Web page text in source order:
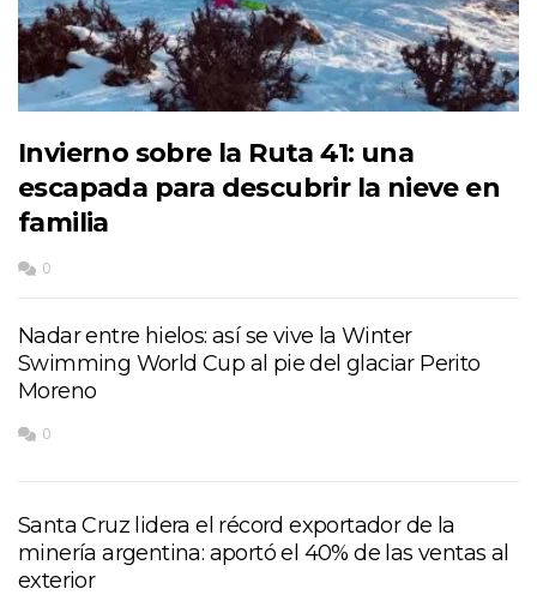
Invierno sobre la Ruta 41: una
escapada para descubrir la nieve en
familia
0
Nadar entre hielos: así se vive la Winter
Swimming World Cup al pie del glaciar Perito
Moreno
0
Santa Cruz lidera el récord exportador de la
minería argentina: aportó el 40% de las ventas al
exterior